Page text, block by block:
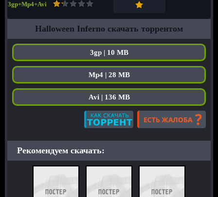
3gp+Mp4+Avi
Halloween Inferno скачать торрентом
3gp | 10 MB
Mp4 | 28 MB
Avi | 136 MB
Рекомендуем скачать: